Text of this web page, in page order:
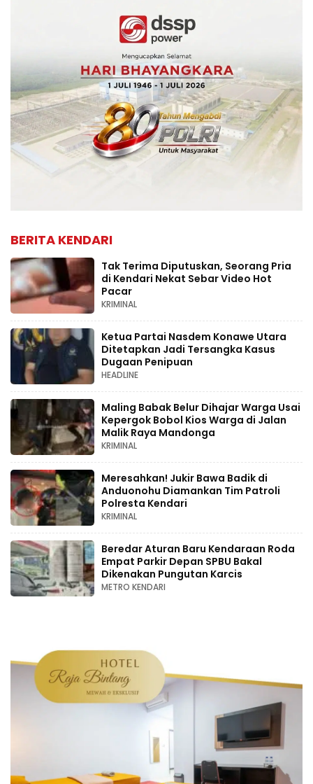
BERITA KENDARI
Tak Terima Diputuskan, Seorang Pria
di Kendari Nekat Sebar Video Hot
Pacar
KRIMINAL
Ketua Partai Nasdem Konawe Utara
Ditetapkan Jadi Tersangka Kasus
Dugaan Penipuan
HEADLINE
Maling Babak Belur Dihajar Warga Usai
Kepergok Bobol Kios Warga di Jalan
Malik Raya Mandonga
KRIMINAL
Meresahkan! Jukir Bawa Badik di
Anduonohu Diamankan Tim Patroli
Polresta Kendari
KRIMINAL
Beredar Aturan Baru Kendaraan Roda
Empat Parkir Depan SPBU Bakal
Dikenakan Pungutan Karcis
METRO KENDARI